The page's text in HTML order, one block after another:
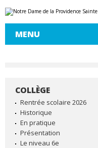
Aller
au
contenu.
à
Outils
personnels
MENU
NAVIGATION
COLLÈGE
Rentrée scolaire 2026
Historique
En pratique
Présentation
Le niveau 6e